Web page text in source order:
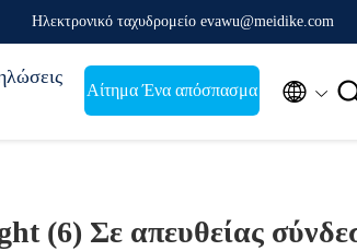
Ηλεκτρονικό ταχυδρομείο evawu@meidike.com
Αίτημα Ένα απόσπασμα 
(6) Σε απευθείας